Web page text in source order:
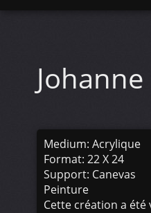
Medium: Acrylique
Format: 22 X 24
Support: Canevas
Peinture
Cette création a été